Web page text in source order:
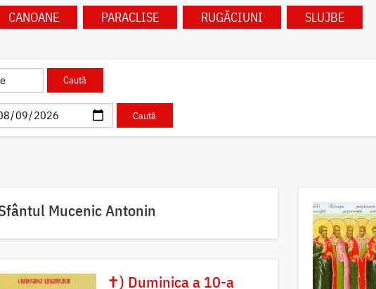
CANOANE PARACLISE RUGĂCIUNI SLUJBE
Mucenic Antonin
✝) Duminica a 10-a